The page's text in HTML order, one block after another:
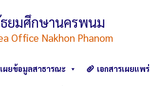
ยมศึกษานครพนม
Office Nakhon Phanom
ผยข้อมูลสาธารณะ เอกสารเผยแพร่